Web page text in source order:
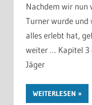
Nachdem wir nun
Turner wurde und
alles erlebt hat,
weiter … Kapitel 3
Jäger
WEITERLESEN